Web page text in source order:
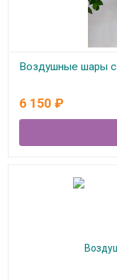
Воздушные шары
6 150 ₽